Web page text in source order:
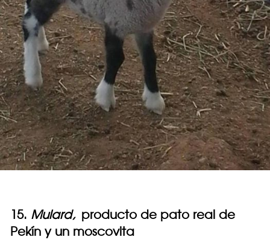
15. Mulard, producto de pato real de
Pekín y un moscovita